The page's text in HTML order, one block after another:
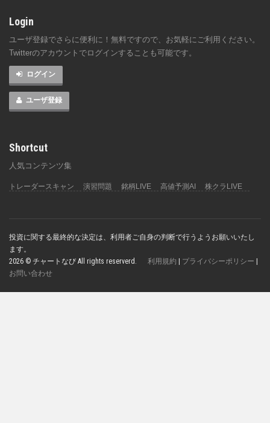
Login
ユーザ登録でさらに便利に！無料ですので、お気軽にご利用ください。
Twitterのアカウントでログインすることも可能です。
ログイン
ユーザ登録
Shortcut
人気コンテンツ集
トレーダースキャン 演習問題 銘柄LIVE 高値予測AI 株クラLIVE
投資に関する最終的な決定は、利用者ご自身の判断で行うようお願いいたし
ます。
2026 © チャートなび All rights reserverd. 利用規約 | プライバシーポリシー |
お問い合わせ